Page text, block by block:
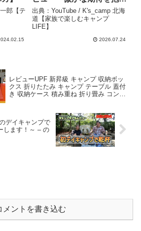
郎【テ
絶景の地へ ～ #98 初山別
みさき台公園キャンプ場 –
K’s_camp 北海道【家族で
楽しむキャンプLIFE】
出典：YouTube / K's_camp 北海
道【家族で楽しむキャンプ
LIFE】
2026.07.24
レビューUPF 新昇級 キャンプ 収納ボッ
クス 折りたたみ キャンプ テーブル 蓋付
き 収納ケース 積み重ね 折り畳み コンテ
デイキャンプで
します！～ – の
メントを書き込む